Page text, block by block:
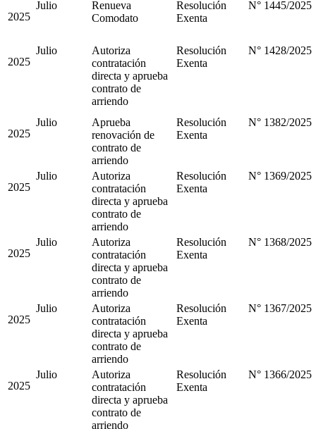
2025
Julio
Renueva
Comodato
Resolución
Exenta
N° 1445/2025
2025
Julio
Autoriza
contratación
directa y aprueba
contrato de
arriendo
Resolución
Exenta
N° 1428/2025
2025
Julio
Aprueba
renovación de
contrato de
arriendo
Resolución
Exenta
N° 1382/2025
2025
Julio
Autoriza
contratación
directa y aprueba
contrato de
arriendo
Resolución
Exenta
N° 1369/2025
2025
Julio
Autoriza
contratación
directa y aprueba
contrato de
arriendo
Resolución
Exenta
N° 1368/2025
2025
Julio
Autoriza
contratación
directa y aprueba
contrato de
arriendo
Resolución
Exenta
N° 1367/2025
2025
Julio
Autoriza
contratación
directa y aprueba
contrato de
arriendo
Resolución
Exenta
N° 1366/2025